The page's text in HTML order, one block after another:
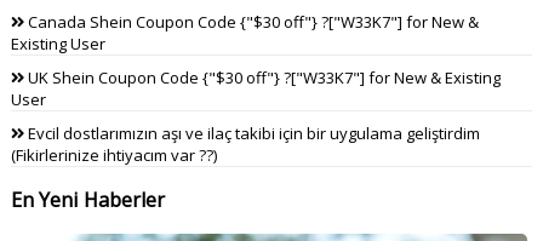
Canada Shein Coupon Code {"$30 off"} ?["W33K7"] for New &
Existing User
UK Shein Coupon Code {"$30 off"} ?["W33K7"] for New & Existing
User
Evcil dostlarımızın aşı ve ilaç takibi için bir uygulama geliştirdim
(Fikirlerinize ihtiyacım var ??)
En Yeni Haberler